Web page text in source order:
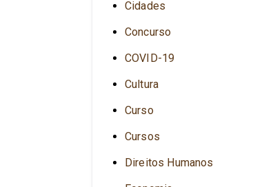
Cidades
Concurso
COVID-19
Cultura
Curso
Cursos
Direitos Humanos